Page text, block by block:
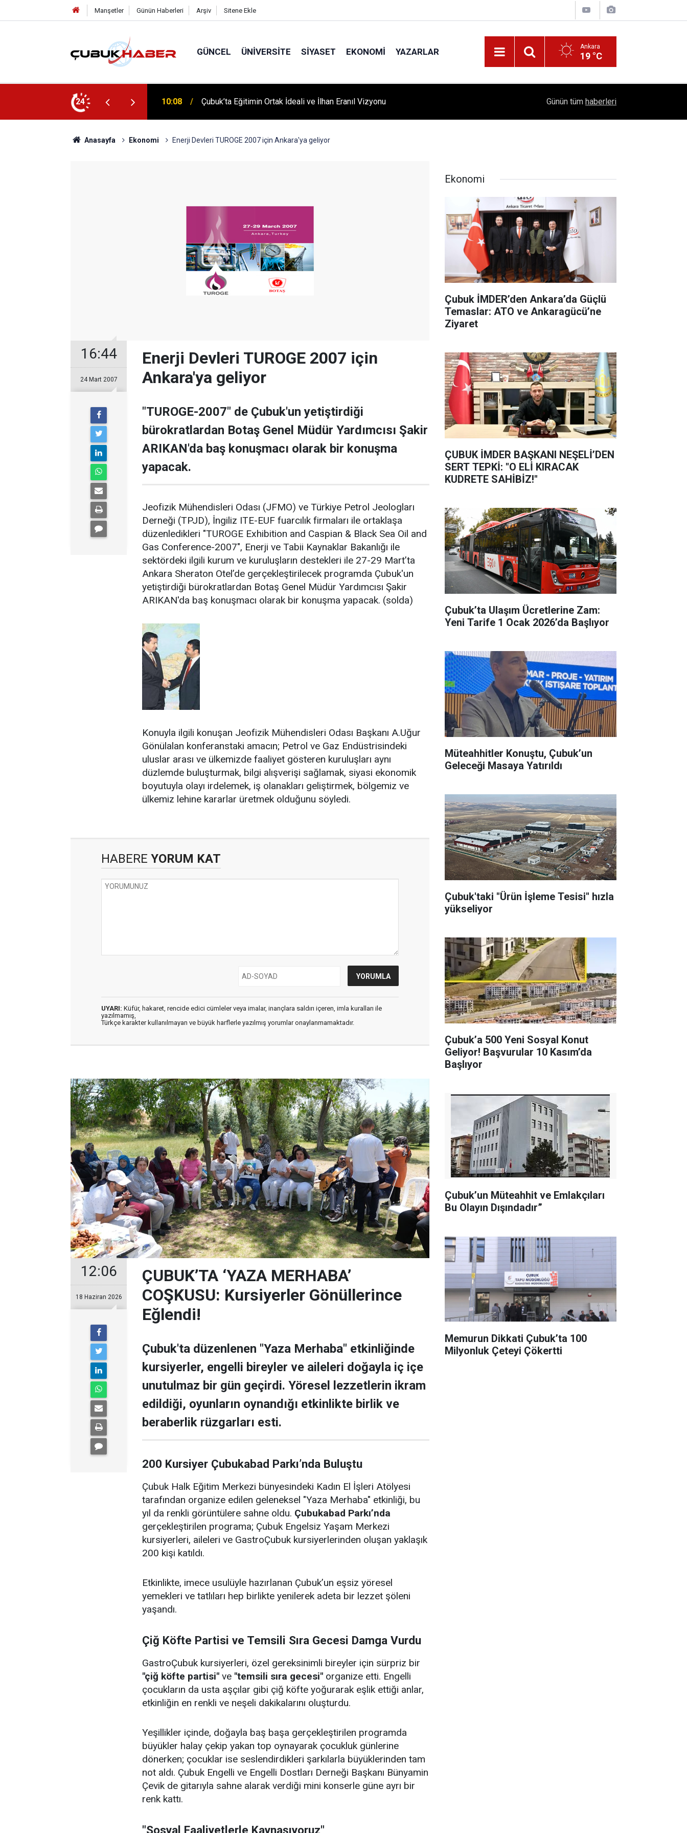
Manşetler Günün Haberleri Arşiv Sitene Ekle
GÜNCEL ÜNIVERSITE SIYASET EKONOMI YAZARLAR Ankara
19 °C
24 12:06 ÇUBUK’TA ‘YAZA MERHABA’ COŞKUSU: Kursiyerler Gönüllerince Eğlendi! 1504 Kep, Tek Bir Hedef: Bilim Kenti Çubuk
Günün tüm haberleri
Anasayfa Ekonomi Enerji Devleri TUROGE 2007 için Ankara'ya geliyor
16:44
24 Mart 2007
Enerji Devleri TUROGE 2007 için
Ankara'ya geliyor
"TUROGE-2007" de Çubuk'un yetiştirdiği
bürokratlardan Botaş Genel Müdür Yardımcısı Şakir
ARIKAN'da baş konuşmacı olarak bir konuşma
yapacak.
Jeofizik Mühendisleri Odası (JFMO) ve Türkiye Petrol Jeologları
Derneği (TPJD), İngiliz ITE-EUF fuarcılık firmaları ile ortaklaşa
düzenledikleri "TUROGE Exhibition and Caspian & Black Sea Oil and
Gas Conference-2007", Enerji ve Tabii Kaynaklar Bakanlığı ile
sektördeki ilgili kurum ve kuruluşların destekleri ile 27-29 Mart’ta
Ankara Sheraton Otel’de gerçekleştirilecek programda Çubuk'un
yetiştirdiği bürokratlardan Botaş Genel Müdür Yardımcısı Şakir
ARIKAN'da baş konuşmacı olarak bir konuşma yapacak. (solda)
Konuyla ilgili konuşan Jeofizik Mühendisleri Odası Başkanı A.Uğur
Gönülalan konferanstaki amacın; Petrol ve Gaz Endüstrisindeki
uluslar arası ve ülkemizde faaliyet gösteren kuruluşları aynı
düzlemde buluşturmak, bilgi alışverişi sağlamak, siyasi ekonomik
boyutuyla olayı irdelemek, iş olanakları geliştirmek, bölgemiz ve
ülkemiz lehine kararlar üretmek olduğunu söyledi.
HABERE YORUM KAT
UYARI: Küfür, hakaret, rencide edici cümleler veya imalar, inançlara saldırı içeren, imla kuralları ile
yazılmamış,
Türkçe karakter kullanılmayan ve büyük harflerle yazılmış yorumlar onaylanmamaktadır.
12:06
18 Haziran 2026
ÇUBUK’TA ‘YAZA MERHABA’
COŞKUSU: Kursiyerler Gönüllerince
Eğlendi!
Çubuk'ta düzenlenen "Yaza Merhaba" etkinliğinde
kursiyerler, engelli bireyler ve aileleri doğayla iç içe
unutulmaz bir gün geçirdi. Yöresel lezzetlerin ikram
edildiği, oyunların oynandığı etkinlikte birlik ve
beraberlik rüzgarları esti.
200 Kursiyer Çubukabad Parkı’nda Buluştu
Çubuk Halk Eğitim Merkezi bünyesindeki Kadın El İşleri Atölyesi
tarafından organize edilen geleneksel "Yaza Merhaba" etkinliği, bu
yıl da renkli görüntülere sahne oldu. Çubukabad Parkı’nda
gerçekleştirilen programa; Çubuk Engelsiz Yaşam Merkezi
kursiyerleri, aileleri ve GastroÇubuk kursiyerlerinden oluşan yaklaşık
200 kişi katıldı.
Etkinlikte, imece usulüyle hazırlanan Çubuk’un eşsiz yöresel
yemekleri ve tatlıları hep birlikte yenilerek adeta bir lezzet şöleni
yaşandı.
Çiğ Köfte Partisi ve Temsili Sıra Gecesi Damga Vurdu
GastroÇubuk kursiyerleri, özel gereksinimli bireyler için sürpriz bir
"çiğ köfte partisi" ve "temsili sıra gecesi" organize etti. Engelli
çocukların da usta aşçılar gibi çiğ köfte yoğurarak eşlik ettiği anlar,
etkinliğin en renkli ve neşeli dakikalarını oluşturdu.
Yeşillikler içinde, doğayla baş başa gerçekleştirilen programda
büyükler halay çekip yakan top oynayarak çocukluk günlerine
dönerken; çocuklar ise seslendirdikleri şarkılarla büyüklerinden tam
not aldı. Çubuk Engelli ve Engelli Dostları Derneği Başkanı Bünyamin
Çevik de gitarıyla sahne alarak verdiği mini konserle güne ayrı bir
renk kattı.
"Sosyal Faaliyetlerle Kaynaşıyoruz"
Ekonomi
Çubuk İMDER’den Ankara’da Güçlü
Temaslar: ATO ve Ankaragücü’ne
Ziyaret
ÇUBUK İMDER BAŞKANI NEŞELİ’DEN
SERT TEPKİ: "O ELİ KIRACAK
KUDRETE SAHİBİZ!"
Çubuk’ta Ulaşım Ücretlerine Zam:
Yeni Tarife 1 Ocak 2026’da Başlıyor
Müteahhitler Konuştu, Çubuk’un
Geleceği Masaya Yatırıldı
Çubuk'taki "Ürün İşleme Tesisi" hızla
yükseliyor
Çubuk’a 500 Yeni Sosyal Konut
Geliyor! Başvurular 10 Kasım’da
Başlıyor
Çubuk’un Müteahhit ve Emlakçıları
Bu Olayın Dışındadır”
Memurun Dikkati Çubuk’ta 100
Milyonluk Çeteyi Çökertti